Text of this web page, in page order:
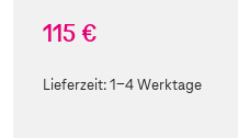
115 €
Lieferzeit:1-4 Werktage